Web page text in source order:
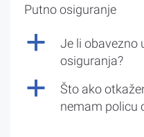
Putno osiguranje
a
Je li obavezno
osiguranja?
a
Što ako
nemam policu